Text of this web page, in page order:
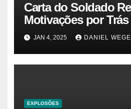
Carta do Soldado
Motivações por
do Cybertruck em
Gazeta Brasil
JAN 4, 2025 DANIEL WEGE
EXPLOSÕES